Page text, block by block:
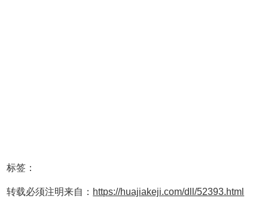
标签：
转载必须注明来自： https://huajiakeji.com/dll/52393.html